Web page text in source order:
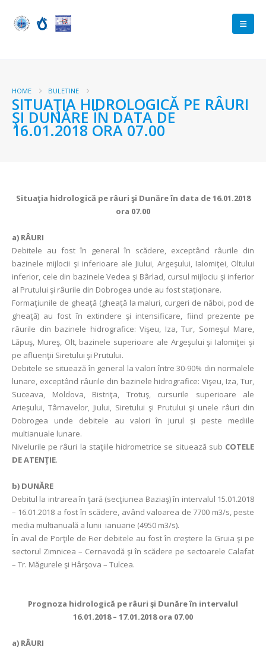
HOME BULETINE
SITUAŢIA HIDROLOGICĂ PE RÂURI
ŞI DUNĂRE ÎN DATA DE
16.01.2018 ORA 07.00
Situaţia hidrologică pe râuri şi Dunăre în data de 16.01.2018
ora 07.00
a) RÂURI
Debitele au fost în general în scădere, exceptând râurile din
bazinele mijlocii şi inferioare ale Jiului, Argeşului, Ialomiţei, Oltului
inferior, cele din bazinele Vedea şi Bârlad, cursul mijlociu şi inferior
al Prutului şi râurile din Dobrogea unde au fost staţionare.
Formaţiunile de gheaţă (gheaţă la maluri, curgeri de năboi, pod de
gheaţă) au fost în extindere şi intensificare, fiind prezente pe
râurile din bazinele hidrografice: Vişeu, Iza, Tur, Someşul Mare,
Lăpuş, Mureş, Olt, bazinele superioare ale Argeşului şi Ialomiţei şi
pe afluenţii Siretului şi Prutului.
Debitele se situează în general la valori între 30-90% din normalele
lunare, exceptând râurile din bazinele hidrografice: Vişeu, Iza, Tur,
Suceava, Moldova, Bistriţa, Trotuş, cursurile superioare ale
Arieşului, Târnavelor, Jiului, Siretului şi Prutului şi unele râuri din
Dobrogea unde debitele au valori în jurul și peste mediile
multianuale lunare.
Nivelurile pe râuri la staţiile hidrometrice se situează sub COTELE
DE ATENŢIE.
b) DUNĂRE
Debitul la intrarea în ţară (secţiunea Baziaş) în intervalul 15.01.2018
– 16.01.2018 a fost în scădere, având valoarea de 7700 m3/s, peste
media multianuală a lunii ianuarie (4950 m3/s).
În aval de Porţile de Fier debitele au fost în creştere la Gruia şi pe
sectorul Zimnicea – Cernavodă şi în scădere pe sectoarele Calafat
– Tr. Măgurele şi Hârşova – Tulcea.
Prognoza hidrologică pe râuri şi Dunăre în intervalul
16.01.2018 – 17.01.2018 ora 07.00
a) RÂURI